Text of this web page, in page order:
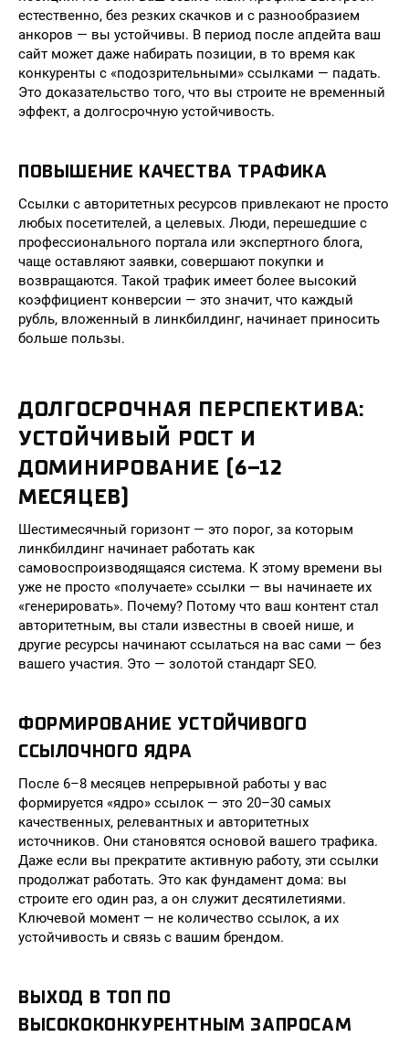
естественно, без резких скачков и с разнообразием
анкоров — вы устойчивы. В период после апдейта ваш
сайт может даже набирать позиции, в то время как
конкуренты с «подозрительными» ссылками — падать.
Это доказательство того, что вы строите не временный
эффект, а долгосрочную устойчивость.
ПОВЫШЕНИЕ КАЧЕСТВА ТРАФИКА
Ссылки с авторитетных ресурсов привлекают не просто
любых посетителей, а целевых. Люди, перешедшие с
профессионального портала или экспертного блога,
чаще оставляют заявки, совершают покупки и
возвращаются. Такой трафик имеет более высокий
коэффициент конверсии — это значит, что каждый
рубль, вложенный в линкбилдинг, начинает приносить
больше пользы.
ДОЛГОСРОЧНАЯ ПЕРСПЕКТИВА:
УСТОЙЧИВЫЙ РОСТ И
ДОМИНИРОВАНИЕ (6–12
МЕСЯЦЕВ)
Шестимесячный горизонт — это порог, за которым
линкбилдинг начинает работать как
самовоспроизводящаяся система. К этому времени вы
уже не просто «получаете» ссылки — вы начинаете их
«генерировать». Почему? Потому что ваш контент стал
авторитетным, вы стали известны в своей нише, и
другие ресурсы начинают ссылаться на вас сами — без
вашего участия. Это — золотой стандарт SEO.
ФОРМИРОВАНИЕ УСТОЙЧИВОГО
ССЫЛОЧНОГО ЯДРА
После 6–8 месяцев непрерывной работы у вас
формируется «ядро» ссылок — это 20–30 самых
качественных, релевантных и авторитетных
источников. Они становятся основой вашего трафика.
Даже если вы прекратите активную работу, эти ссылки
продолжат работать. Это как фундамент дома: вы
строите его один раз, а он служит десятилетиями.
Ключевой момент — не количество ссылок, а их
устойчивость и связь с вашим брендом.
ВЫХОД В ТОП ПО
ВЫСОКОКОНКУРЕНТНЫМ ЗАПРОСАМ